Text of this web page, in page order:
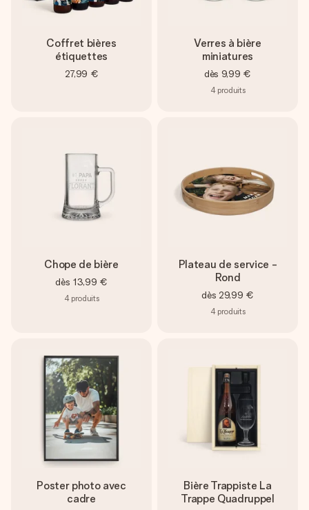
Coffret bières
étiquettes
27,99 €
Verres à bière
miniatures
dès 9,99 €
4 produits
Chope de bière
dès 13,99 €
4 produits
Plateau de service -
Rond
dès 29,99 €
4 produits
Poster photo avec
cadre
Bière Trappiste La
Trappe Quadruppel